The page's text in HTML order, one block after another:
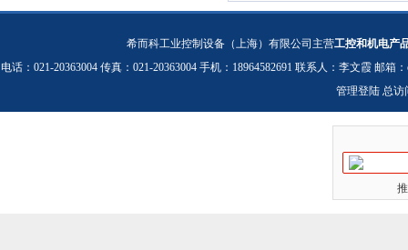
希而科工业控制设备（上海）有限公司主营工控和机电产
电话：021-20363004 传真：021-20363004 手机：18964582691 联系人：李文霞 邮箱：
管理登陆 总访